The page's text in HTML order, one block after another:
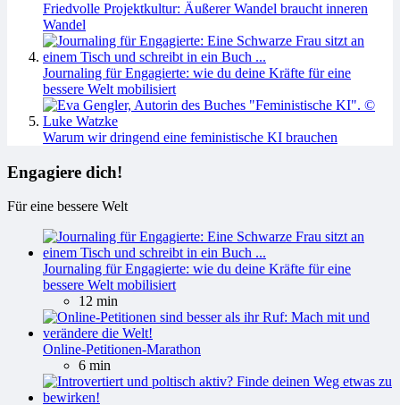
Friedvolle Projektkultur: Äußerer Wandel braucht inneren
Wandel
Journaling für Engagierte: wie du deine Kräfte für eine
bessere Welt mobilisiert
Warum wir dringend eine feministische KI brauchen
Engagiere dich!
Für eine bessere Welt
Journaling für Engagierte: wie du deine Kräfte für eine
bessere Welt mobilisiert
12 min
Online-Petitionen-Marathon
6 min